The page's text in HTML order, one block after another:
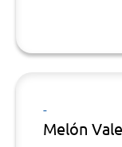
-
Melón